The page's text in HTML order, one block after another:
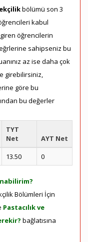
bölümü son 3
kabul
öğrencilerin
sahipseniz bu
az ise daha çok
girebilirsiniz,
göre bu
bu değerler
TYT
Net
AYT Net
13.50 0
Bölümleri İçin
Pastacılık ve
bağlatısına